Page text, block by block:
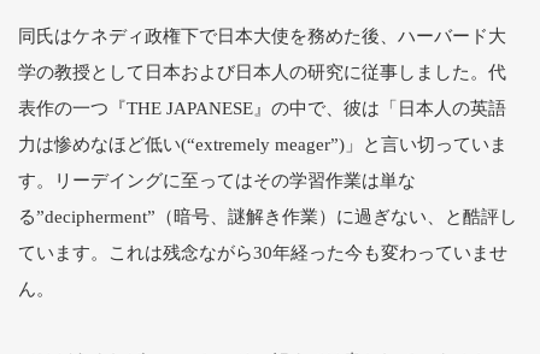
同氏はケネディ政権下で日本大使を務めた後、ハーバード大
学の教授として日本および日本人の研究に従事しました。代
表作の一つ『THE JAPANESE』の中で、彼は「日本人の英語
力は惨めなほど低い(“extremely meager”)」と言い切っていま
す。リーデイングに至ってはその学習作業は単な
る”decipherment”（暗号、謎解き作業）に過ぎない、と酷評し
ています。これは残念ながら30年経った今も変わっていませ
ん。